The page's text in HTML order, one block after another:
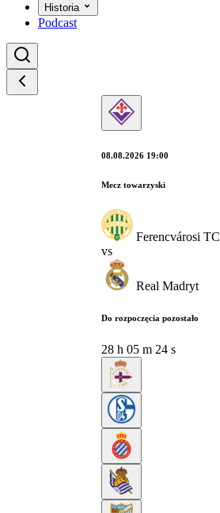
Historia
Podcast
08.08.2026 19:00
Mecz towarzyski
Ferencvárosi TC
vs
Real Madryt
Do rozpoczęcia pozostało
28 h 05 m 23 s